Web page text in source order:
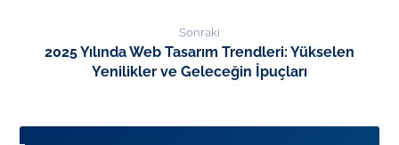
Sonraki
2025 Yılında Web Tasarım Trendleri: Yükselen
Yenilikler ve Geleceğin İpuçları